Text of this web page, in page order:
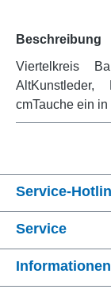
Beschreibung
Viertelkreis
cmTauche ein
Service-
Service
Informationen